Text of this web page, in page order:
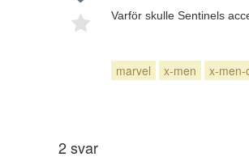
Varför skulle Sentinels
marvel x-men x-men-
2svar